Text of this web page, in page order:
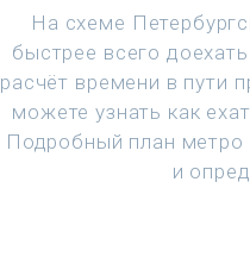
На схеме
быстрее всего
расчёт времени в пути
можете узнать как
Подробный план
и